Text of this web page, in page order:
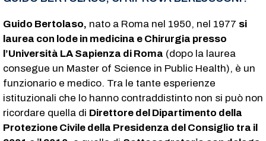
Guido Bertolaso, nato a Roma nel 1950, nel 1977 si
laurea con lode in medicina e Chirurgia presso
l’Università LA Sapienza di Roma (dopo la laurea
consegue un Master of Science in Public Health), è un
funzionario e medico. Tra le tante esperienze
istituzionali che lo hanno contraddistinto non si può non
ricordare quella di Direttore del Dipartimento della
Protezione Civile della Presidenza del Consiglio tra il